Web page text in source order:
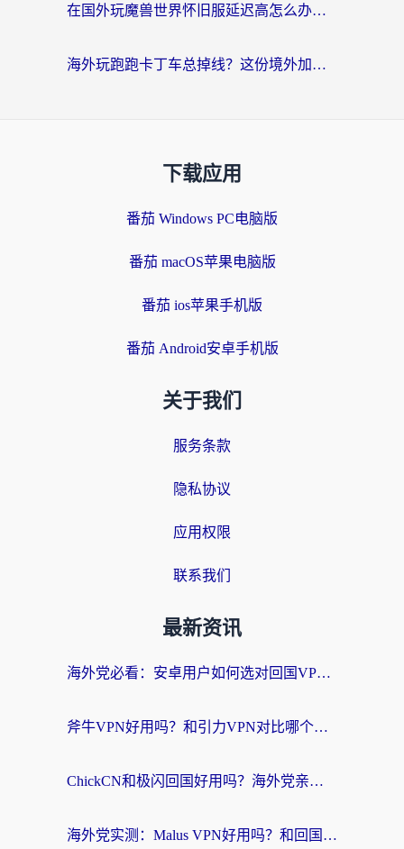
在国外玩魔兽世界怀旧服延迟高怎么办？老玩家亲测有效的加速器选择指南
海外玩跑跑卡丁车总掉线？这份境外加速指南帮你零延迟漂移！
下载应用
番茄 Windows PC电脑版
番茄 macOS苹果电脑版
番茄 ios苹果手机版
番茄 Android安卓手机版
关于我们
服务条款
隐私协议
应用权限
联系我们
最新资讯
海外党必看：安卓用户如何选对回国VPN？从踩坑到无缝访问的全攻略
斧牛VPN好用吗？和引力VPN对比哪个回国效果更好？海外党亲测3款加速器+避坑指南
ChickCN和极闪回国好用吗？海外党亲测3款加速器，教你选对不踩坑
海外党实测：Malus VPN好用吗？和回国VPN对比哪个回国效果更好？附真实体验与加速器推荐